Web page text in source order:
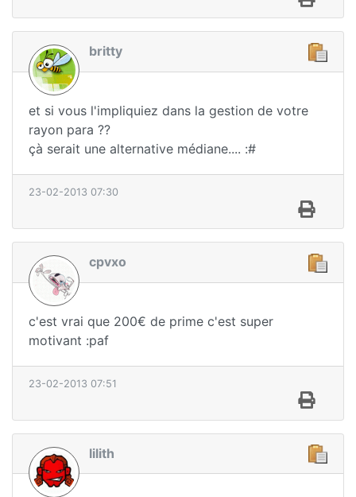
britty
et si vous l'impliquiez dans la gestion de votre
rayon para ??
çà serait une alternative médiane.... :#
23-02-2013 07:30
cpvxo
c'est vrai que 200€ de prime c'est super
motivant :paf
23-02-2013 07:51
lilith